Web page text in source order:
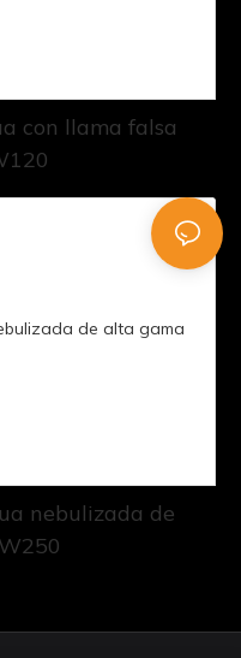
con llama falsa
nebulizada de